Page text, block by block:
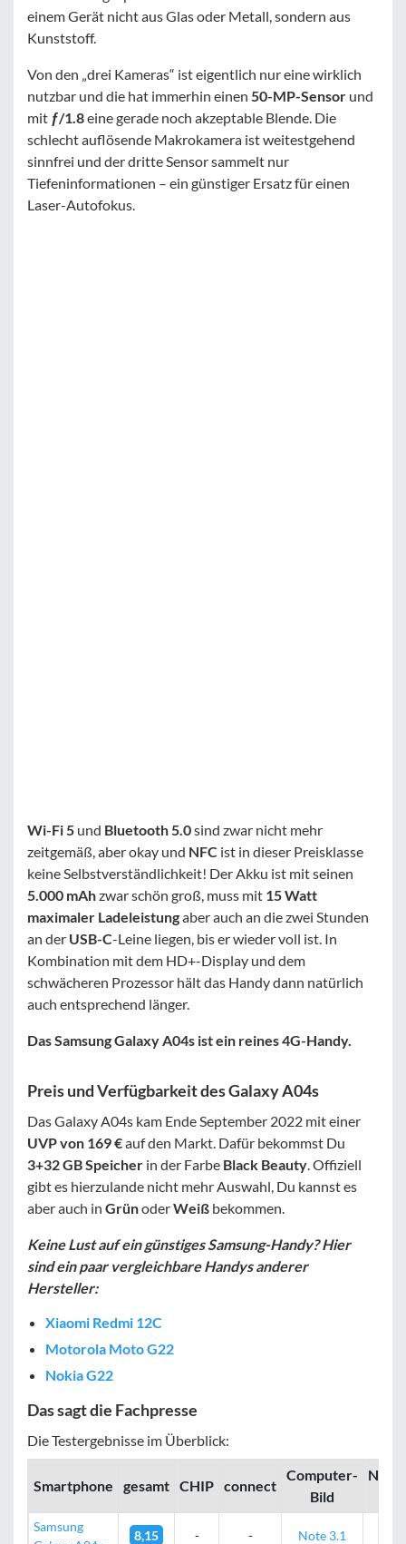
einem Gerät nicht aus Glas oder Metall, sondern aus
Kunststoff.
Von den „drei Kameras“ ist eigentlich nur eine wirklich
nutzbar und die hat immerhin einen 50-MP-Sensor und
mit ƒ/1.8eine gerade noch akzeptable Blende. Die
schlecht auflösende Makrokamera ist weitestgehend
sinnfrei und der dritte Sensor sammelt nur
Tiefeninformationen – ein günstiger Ersatz für einen
Laser-Autofokus.
Wi-Fi 5 und Bluetooth 5.0sind zwar nicht mehr
zeitgemäß, aber okay und NFC ist in dieser Preisklasse
keine Selbstverständlichkeit! Der Akku ist mit seinen
5.000 mAhzwar schön groß, muss mit 15 Watt
maximaler Ladeleistungaber auch an die zwei Stunden
an der USB-C-Leine liegen, bis er wieder voll ist. In
Kombination mit dem HD+-Display und dem
schwächeren Prozessor hält das Handy dann natürlich
auch entsprechend länger.
Das Samsung Galaxy A04s ist ein reines 4G-Handy.
Preis und Verfügbarkeit des Galaxy A04s
Das Galaxy A04s kam Ende September 2022 mit einer
UVP von 169 €auf den Markt. Dafür bekommst Du
3+32 GB Speicher in der Farbe Black Beauty. Offiziell
gibt es hierzulande nicht mehr Auswahl, Du kannst es
aber auch in GrünoderWeiß bekommen.
Keine Lust auf ein günstiges Samsung-Handy? Hier
sind ein paar vergleichbare Handys anderer
Hersteller:
Xiaomi Redmi 12C
Motorola Moto G22
Nokia G22
Das sagt die Fachpresse
Die Testergebnisse im Überblick:
Smartphone gesamt CHIP connect
Computer­­
Bild
Samsung
8,15 - - Note 3.1